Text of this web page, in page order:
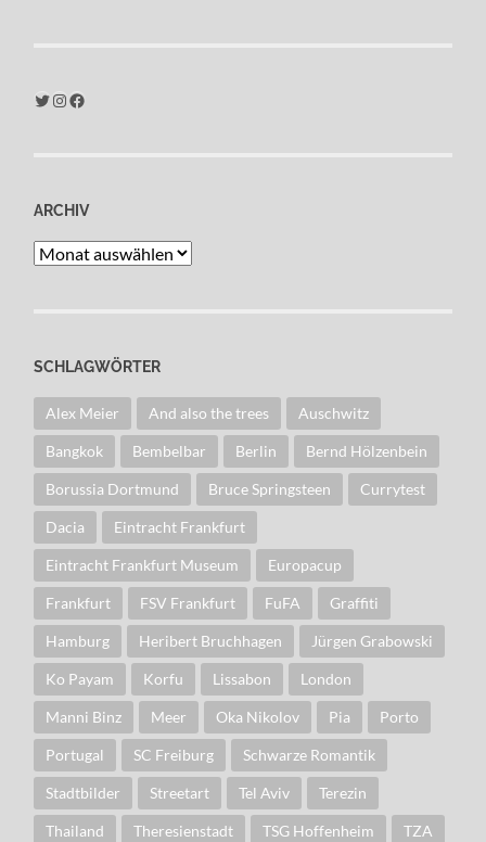
Twitter Instagram Facebook
ARCHIV
Archiv
SCHLAGWÖRTER
Alex Meier And also the trees Auschwitz
Bangkok Bembelbar Berlin Bernd Hölzenbein
Borussia Dortmund Bruce Springsteen Currytest
Dacia Eintracht Frankfurt
Eintracht Frankfurt Museum Europacup
Frankfurt FSV Frankfurt FuFA Graffiti
Hamburg Heribert Bruchhagen Jürgen Grabowski
Ko Payam Korfu Lissabon London
Manni Binz Meer Oka Nikolov Pia Porto
Portugal SC Freiburg Schwarze Romantik
Stadtbilder Streetart Tel Aviv Terezin
Thailand Theresienstadt TSG Hoffenheim TZA